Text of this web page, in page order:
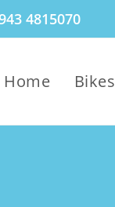
4815070
Home Bikes